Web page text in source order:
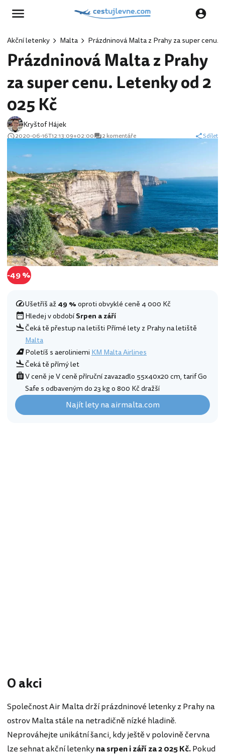
Akční letenky Malta Prázdninová Malta z Prahy za super cenu.
Prázdninová Malta z Prahy
za super cenu. Letenky od 2
025 Kč
Kryštof Hájek
2020-06-16T12:13:09+02:00 2 komentáře Sdílet
-49 %
Ušetříš až49 %oproti obvyklé ceně 4 000 Kč
Hledej v obdobíSrpen a září
Čeká tě přestup na letišti Přímé lety z Prahy na letiště
Malta
Poletíš s aeroliniemiKM Malta Airlines
Čeká tě přímý let
V ceně je V ceně příruční zavazadlo 55x40x20 cm, tarif Go
Safe s odbaveným do 23 kg o 800 Kč dražší
Najít lety na airmalta.com
O akci
Společnost Air Malta drží prázdninové letenky z Prahy na
ostrov Malta stále na netradičně nízké hladině.
Neprováhejte unikátní šanci, kdy ještě v polovině června
lze sehnat akční letenkyna srpen i záříza 2 025 Kč.Pokud